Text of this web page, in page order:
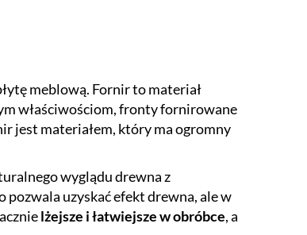
meblową. Fornir to materiał
właściwościom, fronty fornirowane
jest materiałem, który ma ogromny
wyglądu drewna z
uzyskać efekt drewna, ale w
lżejsze i łatwiejsze w obróbce, a